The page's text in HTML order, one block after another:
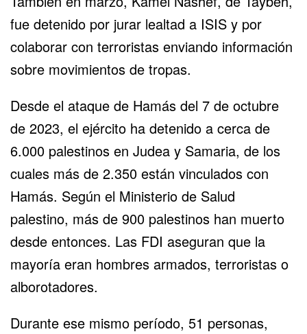
fue detenido por jurar lealtad a ISIS y por
colaborar con terroristas enviando información
sobre movimientos de tropas.
Desde el ataque de Hamás del 7 de octubre
de 2023, el ejército ha detenido a cerca de
6.000 palestinos en Judea y Samaria, de los
cuales más de 2.350 están vinculados con
Hamás. Según el Ministerio de Salud
palestino, más de 900 palestinos han muerto
desde entonces. Las FDI aseguran que la
mayoría eran hombres armados, terroristas o
alborotadores.
Durante ese mismo período, 51 personas,